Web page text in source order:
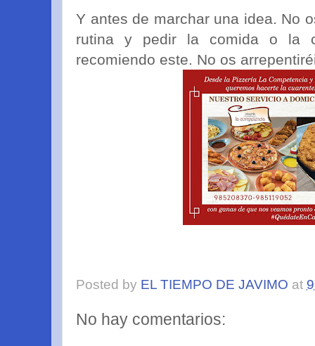
Y antes de marchar una idea. No
rutina y pedir la comida o la
recomiendo este. No os
Posted by EL TIEMPO DE JAVIMO at
No hay comentarios: